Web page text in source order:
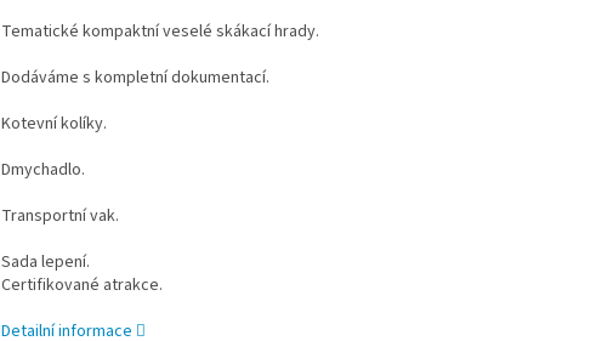
Tematické kompaktní veselé skákací hrady.
Dodáváme s kompletní dokumentací.
Kotevní kolíky.
Dmychadlo.
Transportní vak.
Sada lepení.
Certifikované atrakce.
Detailní informace